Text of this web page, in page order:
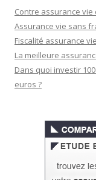
Contre assurance vie
Assurance vie sans
Fiscalité assurance vie
La meilleure
Dans quoi investir
euros ?